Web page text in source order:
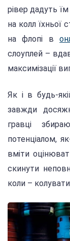
рівер дадуть
на колл їхньої
на флопі в
слоуплей –
максимізації
Як і в будь-
завжди
гравці
потенціалом,
вміти
скинути
коли –